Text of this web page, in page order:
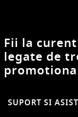
Fii la
legate de
SUPORT SI